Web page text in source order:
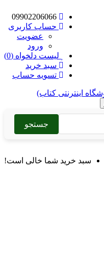
09902206066
حساب کاربری
عضویت
ورود
لیست دلخواه (0)
سبد خرید
تسویه حساب
جستجو
سبد خرید شما خالی است!